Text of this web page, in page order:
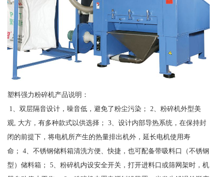
塑料强力粉碎机产品说明：
1、双层隔音设计，噪音低，避免了粉尘污染； 2、粉碎机外型美
观, 大方，有多种款式以供选择； 3、设计内部导热系统，在保持封
闭的前提下，将电机所产生的热量排出机外，延长电机使用寿
命； 4、不锈钢储料箱清洗方便、快捷，也可配备带吸料口（不锈钢
型）储料箱； 5、粉碎机内设安全开关，打开进料口或筛网架时，机